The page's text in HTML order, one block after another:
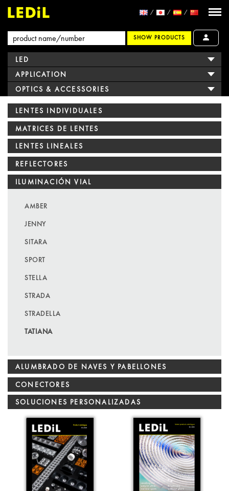
SHOW PRODUCTS
LED
APPLICATION
OPTICS & ACCESSORIES
LENTES INDIVIDUALES
MATRICES DE LENTES
LENTES LINEALES
REFLECTORES
ILUMINACIÓN VIAL
AMBER
JENNY
SITARA
SPORT
STELLA
STRADA
STRADELLA
TATIANA
ALUMBRADO DE NAVES Y PABELLONES
CONECTORES
SOLUCIONES PERSONALIZADAS